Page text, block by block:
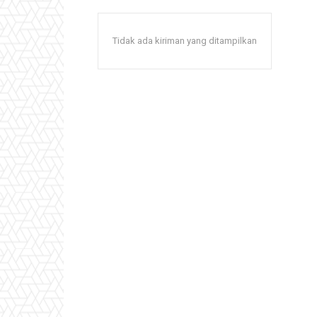
Tidak ada kiriman yang ditampilkan